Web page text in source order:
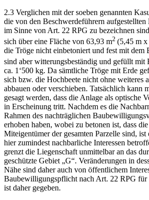
2.3 Verglichen mit der soeben genannten
die von den Beschwerdeführern aufgestellten
im Sinne von Art. 22 RPG zu bezeichnen
sich über eine Fläche von 63,93 m2 (5,45 m
die Tröge nicht einbetoniert und fest mit dem
sind aber witterungsbeständig und gefüllt mit
ca. 1‘500 kg. Da sämtliche Tröge mit Erde
sich bzw. die Hochbeete nicht ohne weiteres
abbauen oder verschieben. Tatsächlich kann
gesagt werden, dass die Anlage als optische
in Erscheinung tritt. Nachdem es die
Rahmen des nachträglichen
erhoben haben, wobei zu betonen ist, dass
Miteigentümer der gesamten Parzelle sind,
hier zumindest nachbarliche Interessen
grenzt die Liegenschaft unmittelbar an das
geschützte Gebiet „G“. Veränderungen in
Nähe sind daher auch von öffentlichem
Baubewilligungspflicht nach Art. 22 RPG für
ist daher gegeben.